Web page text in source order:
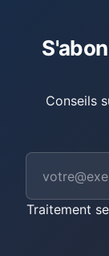
Conseils
Traitement